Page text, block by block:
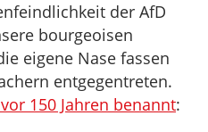
der AfD
bourgeoisen
eigene Nase fassen
entgegentreten.
150 Jahren benannt: